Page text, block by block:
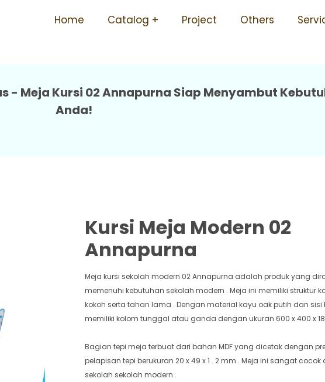
Home Catalog Project Others
Mudah Rusak Tahan Karat 02
- Meja Kursi 02 Annapurna Siap Menyambut
Anda!
Kursi Meja Modern 02
Annapurna
Meja kursi sekolah modern 02 Annapurna adalah produk yang
memenuhi kebutuhan sekolah modern . Meja ini memiliki struktur
kokoh serta tahan lama . Dengan material kayu oak putih dan sisi
memiliki kolom tunggal atau ganda dengan ukuran 600 x 400 x
Bagian tepi meja terbuat dari bahan MDF yang dicetak dengan
pelapisan tepi berukuran 20 x 49 x 1 . 2 mm . Meja ini sangat
sekolah sekolah modern .